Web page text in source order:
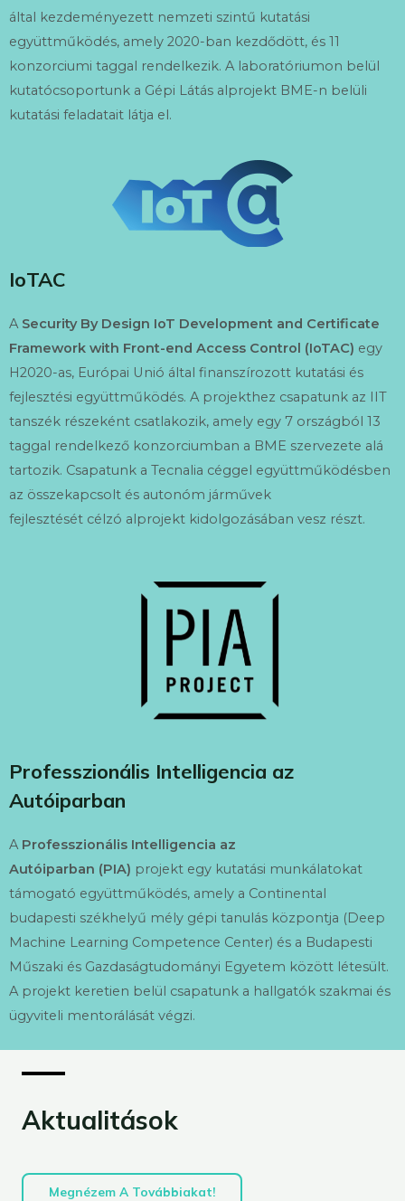
által kezdeményezett nemzeti szintű kutatási
együttműködés, amely 2020-ban kezdődött, és 11
konzorciumi taggal rendelkezik. A laboratóriumon belül
kutatócsoportunk a Gépi Látás alprojekt BME-n belüli
kutatási feladatait látja el.
IoTAC
A Security By Design IoT Development and Certificate
Framework with Front-end Access Control (IoTAC) egy
H2020-as, Európai Unió által finanszírozott kutatási és
fejlesztési együttműködés. A projekthez csapatunk az IIT
tanszék részeként csatlakozik, amely egy 7 országból 13
taggal rendelkező konzorciumban a BME szervezete alá
tartozik. Csapatunk a Tecnalia céggel együttműködésben
az összekapcsolt és autonóm járművek
fejlesztését célzó alprojekt kidolgozásában vesz részt.
Professzionális Intelligencia az
Autóiparban
A Professzionális Intelligencia az
Autóiparban (PIA) projekt egy kutatási munkálatokat
támogató együttműködés, amely a Continental
budapesti székhelyű mély gépi tanulás központja (Deep
Machine Learning Competence Center) és a Budapesti
Műszaki és Gazdaságtudományi Egyetem között létesült.
A projekt keretien belül csapatunk a hallgatók szakmai és
ügyviteli mentorálását végzi.
Aktualitások
Megnézem A Továbbiakat!